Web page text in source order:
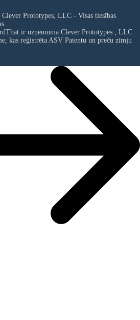
Prototypes, LLC - Visas tiesības
ir uzņēmuma Clever Prototypes , LLC
kas reģistrēta ASV Patentu un preču zīmju